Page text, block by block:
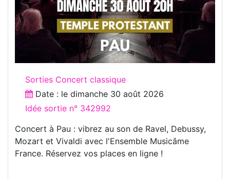
Sorties Concert classique
Date : le dimanche 30 août 2026
Idée sortie n° 342992
Concert à Pau : vibrez au son de Ravel, Debussy,
Mozart et Vivaldi avec l'Ensemble Musicâme
France. Réservez vos places en ligne !